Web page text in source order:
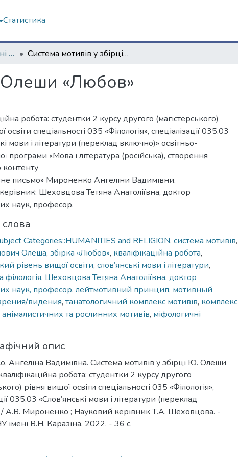
Статистика
Кваліфікаційні випускні роботи магістрів. Філологічний факультет Система мотивів у збірці Ю. Олеши «Любов»
Олеши «Любов»
робота: студентки 2 курсу другого (магістерського)
освіти спеціальності 035 «Філологія», спеціалізації 035.03
мови і літератури (переклад включно)» освітньо-
програми «Мова і література (російська), створення
контенту
письмо» Мироненко Ангеліни Вадимівни.
Шеховцова Тетяна Анатоліївна, доктор
наук, професор.
Categories::HUMANITIES and RELIGION, система мотивів,
Олеша, збірка «Любов», кваліфікаційна робота,
рівень вищої освіти, слов’янські мови і літератури,
філологія, Шеховцова Тетяна Анатоліївна, доктор
наук, професор, лейтмотивний принцип, мотивный
видения, танатологичний комплекс мотивів, комплекс
анімалистичних та рослинних мотивів, міфологичні
опис
Ангеліна Вадимівна. Система мотивів у збірці Ю. Олеши
робота: студентки 2 курсу другого
рівня вищої освіти спеціальності 035 «Філологія»,
035.03 «Слов’янські мови і літератури (переклад
А.В. Мироненко ; Науковий керівник Т.А. Шеховцова. -
імені В.Н. Каразіна, 2022. - 36 с.